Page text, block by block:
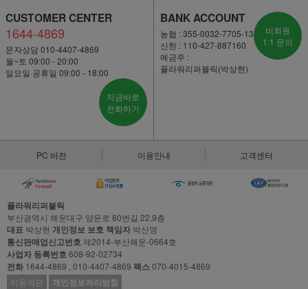
CUSTOMER CENTER
1644-4869
문자상담 010-4407-4869
월~토 09:00 - 20:00
일요일·공휴일 09:00 - 18:00
지금바로
전화하기
BANK ACCOUNT
농협 : 355-0032-7705-13
신한 : 110-427-887160
예금주 :
플라워리퍼블릭(박상현)
비회원
1:1 문의
PC 버전 이용안내 고객센터
플라워리퍼블릭
부산광역시 해운대구 양운로 80번길 22,9층
대표 박상현 개인정보 보호 책임자 박신영
통신판매업신고번호제2014-부산해운-0664호
사업자 등록번호608-92-02734
전화 1644-4869 , 010-4407-4869 팩스070-4015-4869
이용약관
개인정보처리방침